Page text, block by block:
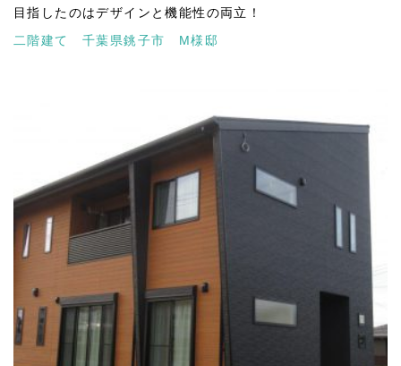
目指したのはデザインと機能性の両立！
二階建て 千葉県銚子市 M様邸